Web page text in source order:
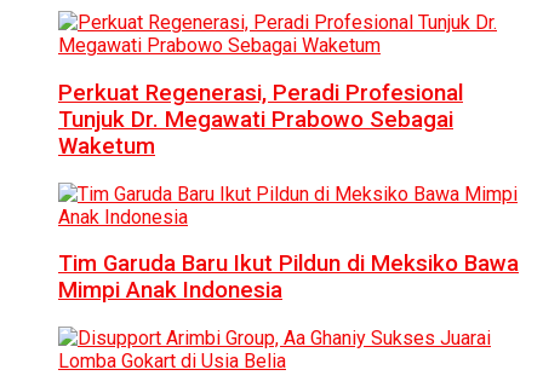
Perkuat Regenerasi, Peradi Profesional
Tunjuk Dr. Megawati Prabowo Sebagai
Waketum
Tim Garuda Baru Ikut Pildun di Meksiko Bawa
Mimpi Anak Indonesia